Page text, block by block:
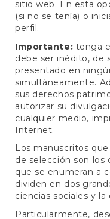
sitio web. En esta
(si no se tenía) o
perfil.
Importante: tenga
debe ser inédito, de
presentado en
simultáneamente.
sus derechos
autorizar su
cualquier medio,
Internet.
Los manuscritos
de selección son los
que se enumeran a
dividen en dos
ciencias sociales y la
Particularmente,